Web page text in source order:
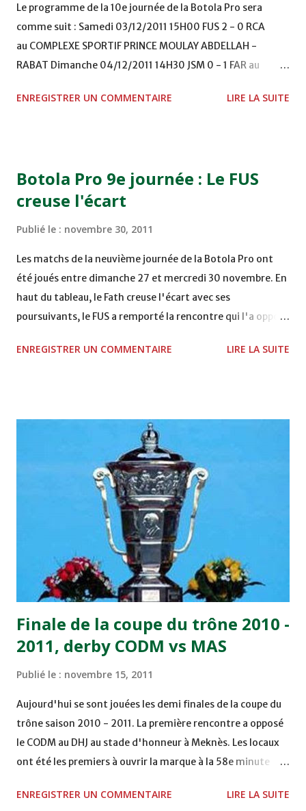
Le programme de la 10e journée de la Botola Pro sera
comme suit : Samedi 03/12/2011 15H00 FUS 2 - 0 RCA
au COMPLEXE SPORTIF PRINCE MOULAY ABDELLAH -
RABAT Dimanche 04/12/2011 14H30 JSM 0 - 1 FAR au
TERRAIN EL ABDI - EL JADIDA 16h30 OCK 0 - 1 HUSA
Mardi 06/12/2011 15H00 WAF - OCS au COMPLEXE SPORTIF
DE FES - FES WAC - MAS Reporté pour cause de finale de la
ENREGISTRER UN COMMENTAIRE LIRE LA SUITE
Botola Pro 9e journée : Le FUS
creuse l'écart
Publié le : novembre 30, 2011
Les matchs de la neuvième journée de la Botola Pro ont
été joués entre dimanche 27 et mercredi 30 novembre. En
haut du tableau, le Fath creuse l'écart avec ses
poursuivants, le FUS a remporté la rencontre qui l'a opposé
2, Badr Kachani a ouvert la marque à la 38e pour les
joueurs soussis, et ont réussi à mener au score à la dernière
minute du temps réglementaire grâce à un but de Mourad
Benchrifa. Son poursuivant direct le CRA de son coté a
chuté à domicile face à l'OCK sur le score de 0 - 2. La
bonne affaire de la semaine a été réalisée par le Moghreb
de Tetouan qui s'est hissé à la deuxième place après avoir
remporté trois précieux points sur la pelouse du complexe
Moulay Abdallah face aux FAR grâce à un but marqué par
Abdeladim Khadrouf à la 61e...
ENREGISTRER UN COMMENTAIRE LIRE LA SUITE
Finale de la coupe du trône 2010 -
2011, derby CODM vs MAS
Publié le : novembre 15, 2011
Aujourd'hui se sont jouées les demi finales de la coupe du
trône saison 2010 - 2011. La première rencontre a opposé
le CODM au DHJ au stade d'honneur à Meknès. Les locaux
ont été les premiers à ouvrir la marque à la 58e minute
réagi et ont failli égaliser sur pénalty à la 74e, mais
ENREGISTRER UN COMMENTAIRE LIRE LA SUITE